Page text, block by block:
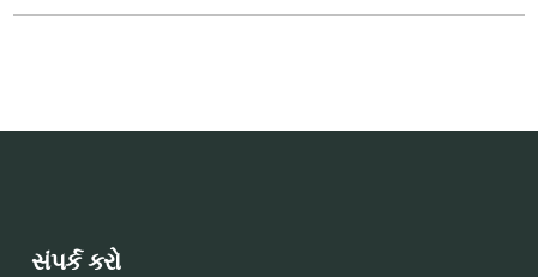
સંપર્ક કરો